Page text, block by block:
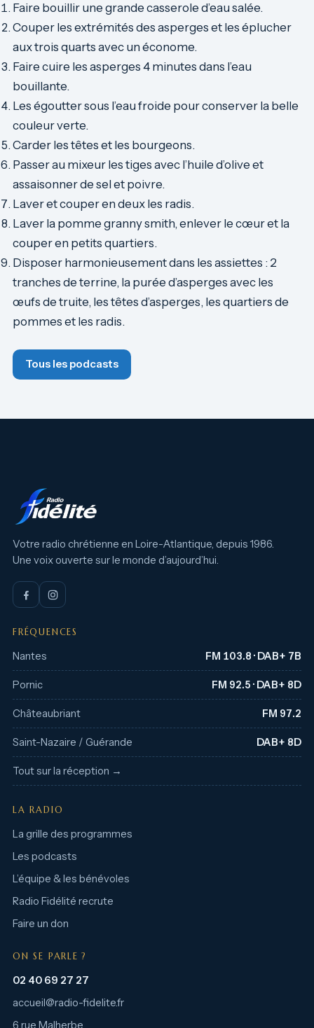
Faire bouillir une grande casserole d’eau salée.
Couper les extrémités des asperges et les éplucher
aux trois quarts avec un économe.
Faire cuire les asperges 4 minutes dans l’eau
bouillante.
Les égoutter sous l’eau froide pour conserver la belle
couleur verte.
Carder les têtes et les bourgeons.
Passer au mixeur les tiges avec l’huile d’olive et
assaisonner de sel et poivre.
Laver et couper en deux les radis.
Laver la pomme granny smith, enlever le cœur et la
couper en petits quartiers.
Disposer harmonieusement dans les assiettes : 2
tranches de terrine, la purée d’asperges avec les
œufs de truite, les têtes d’asperges, les quartiers de
pommes et les radis.
Tous les podcasts
Votre radio chrétienne en Loire-Atlantique, depuis 1986.
Une voix ouverte sur le monde d’aujourd’hui.
FRÉQUENCES
Nantes FM 103.8 · DAB+ 7B
Pornic FM 92.5 · DAB+ 8D
Châteaubriant FM 97.2
Saint-Nazaire / Guérande DAB+ 8D
Tout sur la réception →
LA RADIO
La grille des programmes
Les podcasts
L’équipe & les bénévoles
Radio Fidélité recrute
Faire un don
ON SE PARLE ?
02 40 69 27 27
accueil@radio-fidelite.fr
6 rue Malherbe